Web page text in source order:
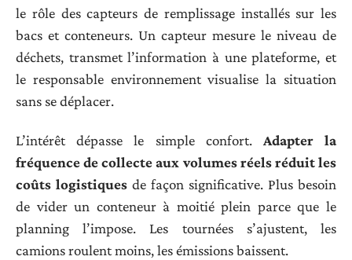
le rôle des capteurs de remplissage installés sur les
bacs et conteneurs. Un capteur mesure le niveau de
déchets, transmet l’information à une plateforme, et
le responsable environnement visualise la situation
sans se déplacer.
L’intérêt dépasse le simple confort. Adapter la
fréquence de collecte aux volumes réels réduit les
coûts logistiques de façon significative. Plus besoin
de vider un conteneur à moitié plein parce que le
planning l’impose. Les tournées s’ajustent, les
camions roulent moins, les émissions baissent.